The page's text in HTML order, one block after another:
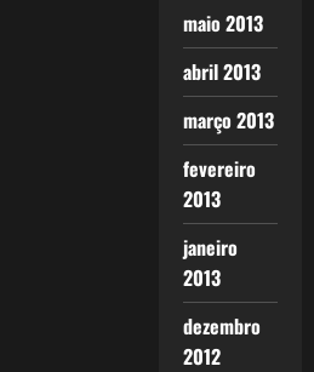
maio 2013
abril 2013
março 2013
fevereiro
2013
janeiro
2013
dezembro
2012